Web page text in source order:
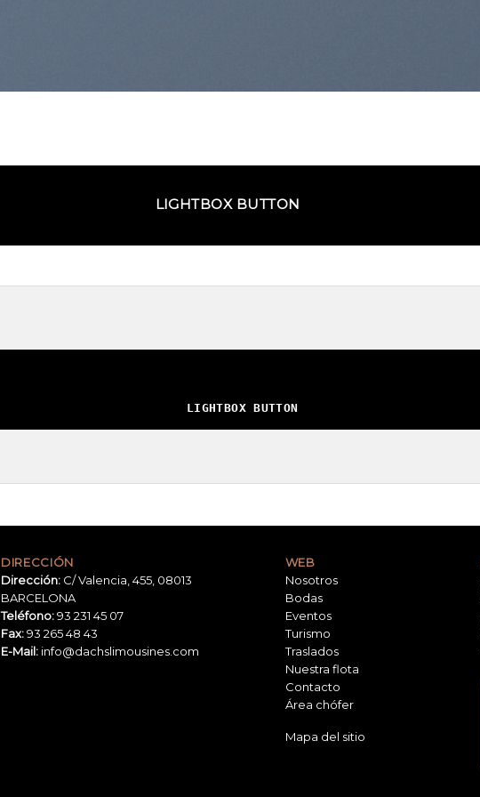
LIGHTBOX BUTTON
LIGHTBOX BUTTON
DIRECCIÓN
Dirección: C/ Valencia, 455, 08013
BARCELONA
Teléfono:93 231 45 07
Fax:93 265 48 43
E-Mail: info@dachslimousines.com
WEB
Nosotros
Bodas
Eventos
Turismo
Traslados
Nuestra flota
Contacto
Área chófer
Mapa del sitio